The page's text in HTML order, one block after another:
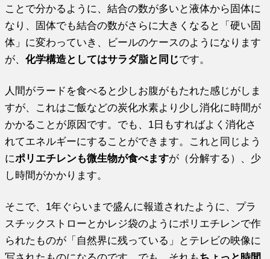
ことで分かるように、結合の数が多いと液体から固体に
なり、固体でも結合の数がさらに大きくなると「硬い固
体」に変わっていき、ビールのケースのようになります
が、化学構造としてはサラダ脂と同じです。
人間がラードを食べると少しお腹がもたれた感じがしま
すが、これはご飯などの炭化水素より少し消化に時間が
かかることが原因です。でも、1日もすればよく消化さ
れてエネルギーにすることができます。これと同じよう
にポリエチレンも微生物が食べますが（分解する）、少
し時間がかかります。
そこで、1年ぐらいまで盛んに報道されたように、プラ
スチックストローとかレジ袋のようにポリエチレンで作
られたものが「自然界に残っている」とテレビの映像に